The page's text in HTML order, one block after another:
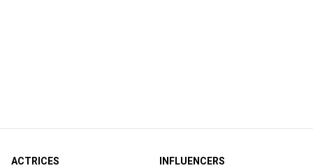
ACTRICES
INFLUENCERS